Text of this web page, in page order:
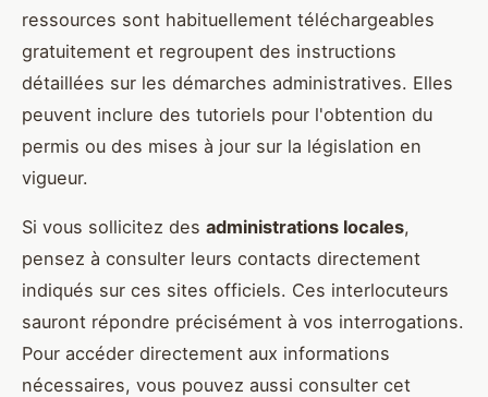
ressources sont habituellement téléchargeables
gratuitement et regroupent des instructions
détaillées sur les démarches administratives. Elles
peuvent inclure des tutoriels pour l'obtention du
permis ou des mises à jour sur la législation en
vigueur.
Si vous sollicitez des administrations locales,
pensez à consulter leurs contacts directement
indiqués sur ces sites officiels. Ces interlocuteurs
sauront répondre précisément à vos interrogations.
Pour accéder directement aux informations
nécessaires, vous pouvez aussi consulter cet